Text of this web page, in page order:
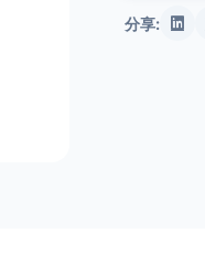
分享: